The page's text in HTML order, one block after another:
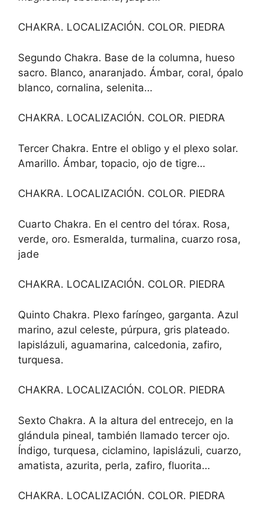
CHAKRA. LOCALIZACIÓN. COLOR. PIEDRA
Segundo Chakra. Base de la columna, hueso
sacro. Blanco, anaranjado. Ámbar, coral, ópalo
blanco, cornalina, selenita…
CHAKRA. LOCALIZACIÓN. COLOR. PIEDRA
Tercer Chakra. Entre el obligo y el plexo solar.
Amarillo. Ámbar, topacio, ojo de tigre…
CHAKRA. LOCALIZACIÓN. COLOR. PIEDRA
Cuarto Chakra. En el centro del tórax. Rosa,
verde, oro. Esmeralda, turmalina, cuarzo rosa,
jade
CHAKRA. LOCALIZACIÓN. COLOR. PIEDRA
Quinto Chakra. Plexo faríngeo, garganta. Azul
marino, azul celeste, púrpura, gris plateado.
lapislázuli, aguamarina, calcedonia, zafiro,
turquesa.
CHAKRA. LOCALIZACIÓN. COLOR. PIEDRA
Sexto Chakra. A la altura del entrecejo, en la
glándula pineal, también llamado tercer ojo.
Índigo, turquesa, ciclamino, lapislázuli, cuarzo,
amatista, azurita, perla, zafiro, fluorita…
CHAKRA. LOCALIZACIÓN. COLOR. PIEDRA